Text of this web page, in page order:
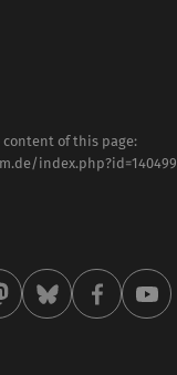
of this page:
index.php?id=140499